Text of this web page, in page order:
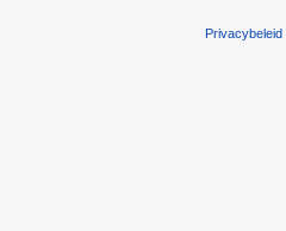
Privacybeleid